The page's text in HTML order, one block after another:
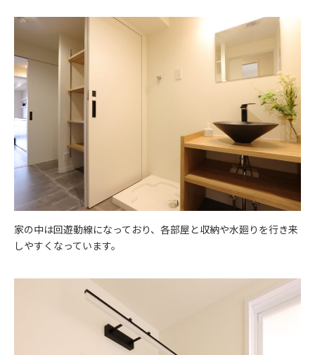
家の中は回遊動線になっており、各部屋と収納や水廻りを行き来
しやすくなっています。